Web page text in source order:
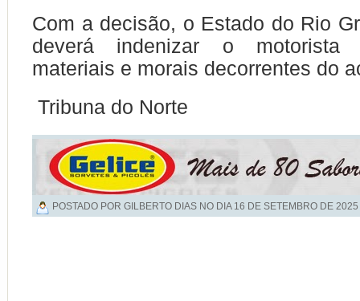
Com a decisão, o Estado do Rio
deverá indenizar o motorista
materiais e morais decorrentes do
Tribuna do Norte
POSTADO POR GILBERTO DIAS NO DIA 16 DE SETEMBRO DE 2025